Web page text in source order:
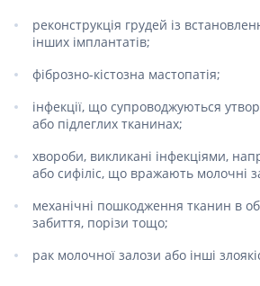
реконструкція грудей із
інших імплантатів;
фіброзно-кістозна мастопатія;
інфекції, що супроводжуються
або підлеглих тканинах;
хвороби, викликані інфекціями,
або сифіліс, що вражають молочні
механічні пошкодження тканин в
забиття, порізи тощо;
рак молочної залози або інші